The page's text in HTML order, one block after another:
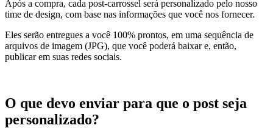
Após a compra, cada post-carrossel será personalizado pelo nosso
time de design, com base nas informações que você nos fornecer.
Eles serão entregues a você 100% prontos, em uma sequência de
arquivos de imagem (JPG), que você poderá baixar e, então,
publicar em suas redes sociais.
O que devo enviar para que o post seja
personalizado?